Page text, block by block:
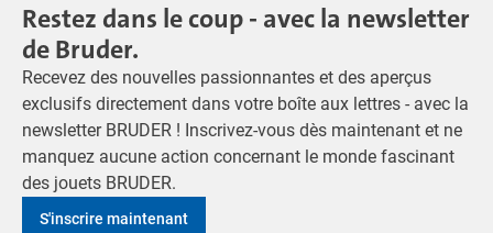
Restez dans le coup - avec la newsletter
de Bruder.
Recevez des nouvelles passionnantes et des aperçus
exclusifs directement dans votre boîte aux lettres - avec la
newsletter BRUDER ! Inscrivez-vous dès maintenant et ne
manquez aucune action concernant le monde fascinant
des jouets BRUDER.
S'inscrire maintenant